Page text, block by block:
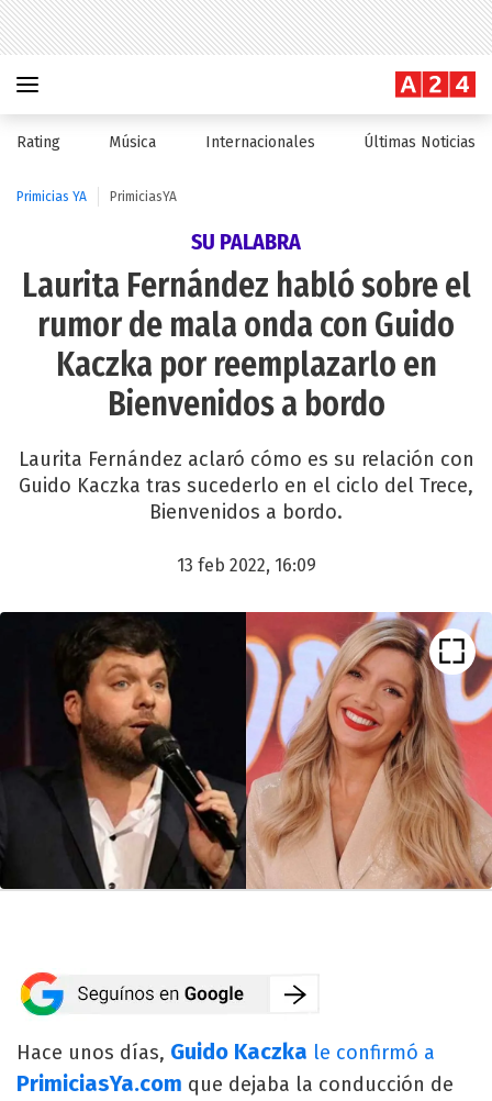
Rating Música Internacionales Últimas Noticias
Primicias YA PrimiciasYA
SU PALABRA
Laurita Fernández habló sobre el
rumor de mala onda con Guido
Kaczka por reemplazarlo en
Bienvenidos a bordo
Laurita Fernández aclaró cómo es su relación con
Guido Kaczka tras sucederlo en el ciclo del Trece,
Bienvenidos a bordo.
13 feb 2022, 16:09
Hace unos días, Guido Kaczka le confirmó a
PrimiciasYa.com que dejaba la conducción de